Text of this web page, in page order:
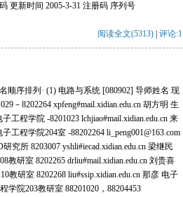
更新时间 2005-3-31 注册码 序列号
阅读全文(5313) 评论:1
序排列· (1) 电路与系统 [080902] 导师姓名 现
－8202264 xpfeng#mail.xidian.edu.cn 胡方明 生
工程学院 -8201023 lchjiao#mail.xidian.edu.cn 来
工程学院204室 -88202264 li_peng001@163.com
究所 8203007 yshli#iecad.xidian.edu.cn 梁继民
教研室 8202265 drliu#mail.xidian.edu.cn 刘贵喜
教研室 8202268 liu#ssip.xidian.edu.cn 那彦 电子
学院203教研室 88201020，88204453